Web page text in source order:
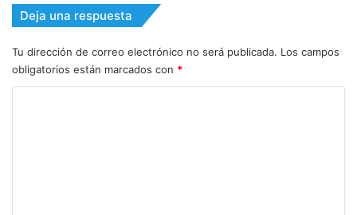
Deja una respuesta
Tu dirección de correo electrónico no será publicada. Los campos
obligatorios están marcados con *